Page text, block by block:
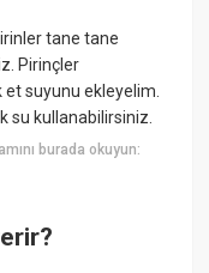
tane tane
Pirinçler
et suyunu ekleyelim.
su kullanabilirsiniz.
burada okuyun: